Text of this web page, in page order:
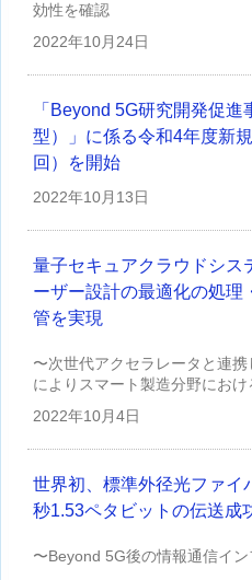
効性を確認
2022年10月24日
「Beyond 5G研究開発促進
型）」に係る令和4年度新
回）を開始
2022年10月13日
量子セキュアクラウドシス
ーザー設計の最適化の処理
管を実現
〜次世代アクセラレータと連
によりスマート製造分野にお
2022年10月4日
世界初、標準外径光ファイ
秒1.53ペタビットの伝送成
〜Beyond 5G後の情報通信イ